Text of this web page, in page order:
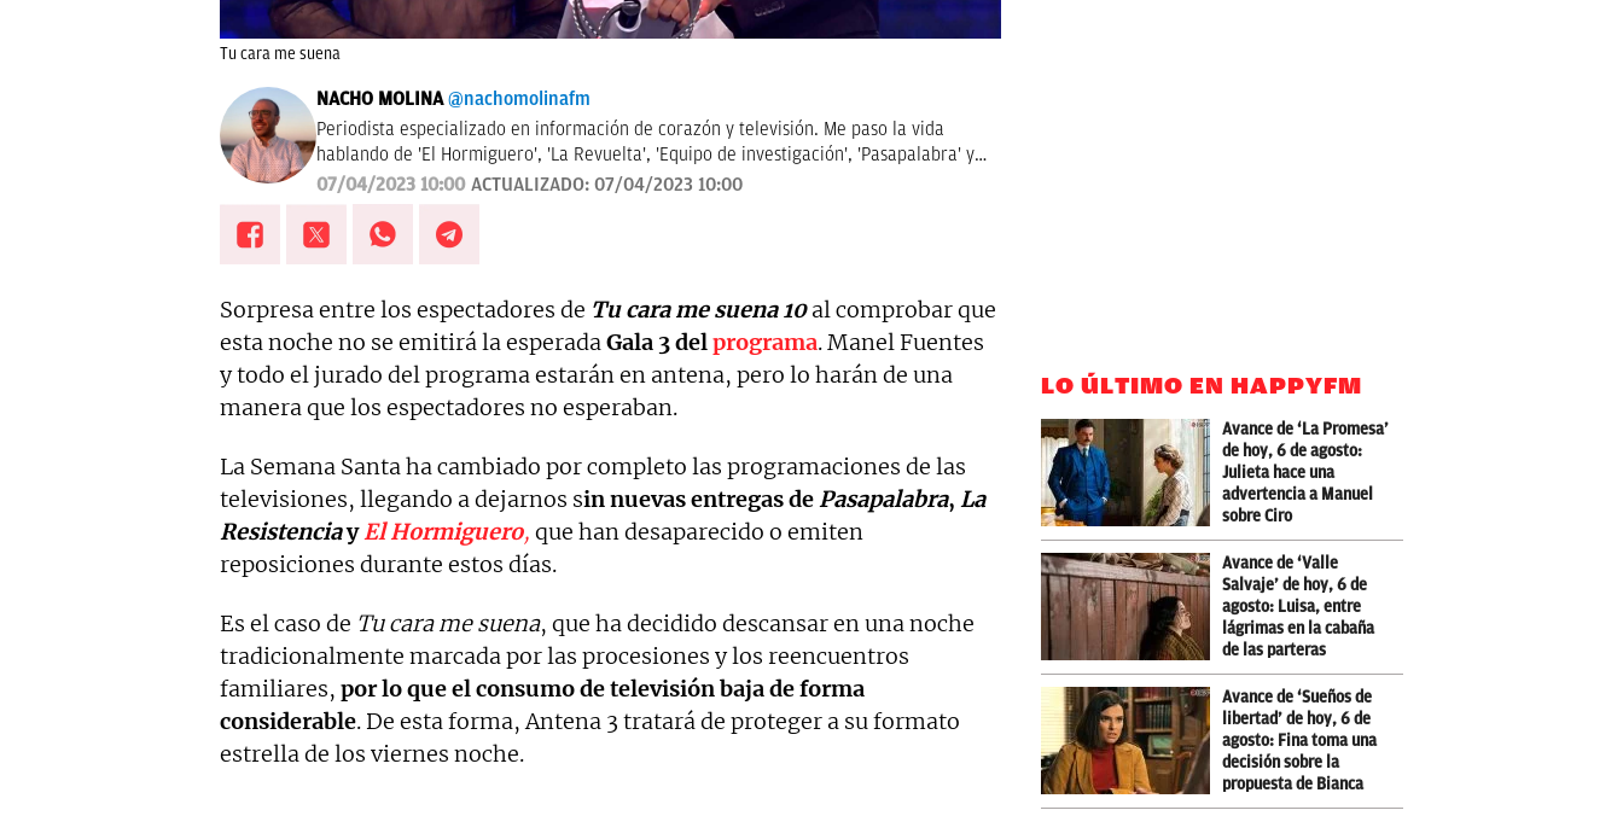
Tu cara me suena
NACHO MOLINA @nachomolinafm
Periodista especializado en información de corazón y televisión. Me paso la vida
hablando de 'El Hormiguero', 'La Revuelta', 'Equipo de investigación', 'Pasapalabra' y
me encanta estudiar las audiencias de televisión cada mañana. Tampoco me pierdo
07/04/2023 10:00 ACTUALIZADO: 07/04/2023 10:00
Sorpresa entre los espectadores de Tu cara me suena 10al comprobar que
esta noche no se emitirá la esperadaGala 3 delprograma. Manel Fuentes
y todo el jurado del programa estarán en antena, pero lo harán de una
manera que los espectadores no esperaban.
La Semana Santa ha cambiado por completo las programaciones de las
televisiones, llegando a dejarnos sin nuevas entregas dePasapalabra, La
ResistenciayEl Hormiguero, que han desaparecido o emiten
reposiciones durante estos días.
Es el caso de Tu cara me suena, que ha decidido descansar en una noche
tradicionalmente marcada por las procesiones y los reencuentros
familiares, por lo que el consumo de televisión baja de forma
considerable. De esta forma, Antena 3 tratará de proteger a su formato
estrella de los viernes noche.
LO ÚLTIMO EN HAPPYFM
Avance de ‘La Promesa’
de hoy, 6 de agosto:
Julieta hace una
advertencia a Manuel
sobre Ciro
Avance de ‘Valle
Salvaje’ de hoy, 6 de
agosto: Luisa, entre
lágrimas en la cabaña
de las parteras
Avance de ‘Sueños de
libertad’ de hoy, 6 de
agosto: Fina toma una
decisión sobre la
propuesta de Bianca